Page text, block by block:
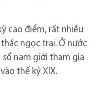
cao điểm, rất nhiều
ngọc trai. Ở nước
số nam giới tham gia
thế kỷ XIX.